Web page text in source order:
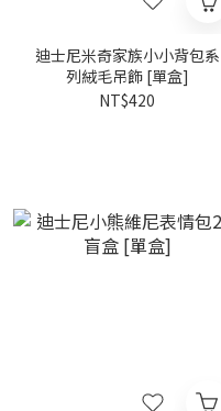
迪士尼米奇家族小小背包系
列絨毛吊飾 [單盒]
NT$420